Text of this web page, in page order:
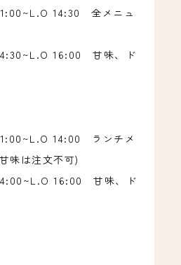
14:30 全メニュ
16:00 甘味、ド
14:00 ランチメ
味は注文不可)
16:00 甘味、ド